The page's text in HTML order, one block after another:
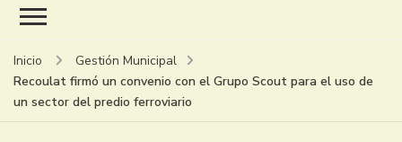
Inicio
Gestión Municipal
Recoulat firmó un convenio con el Grupo Scout para el uso de
un sector del predio ferroviario